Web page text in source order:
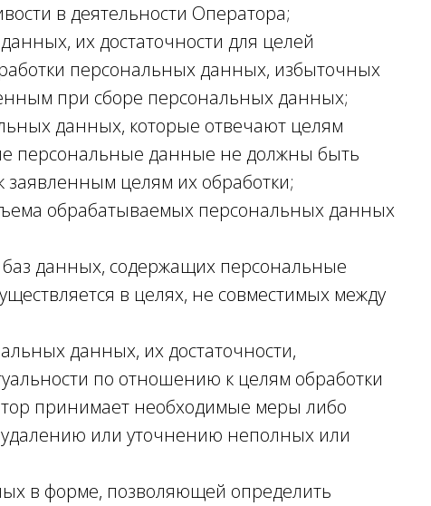
в деятельности Оператора;
их достаточности для целей
персональных данных, избыточных
при сборе персональных данных;
данных, которые отвечают целям
персональные данные не должны быть
целям их обработки;
обрабатываемых персональных данных
данных, содержащих персональные
в целях, не совместимых между
данных, их достаточности,
по отношению к целям обработки
принимает необходимые меры либо
или уточнению неполных или
в форме, позволяющей определить